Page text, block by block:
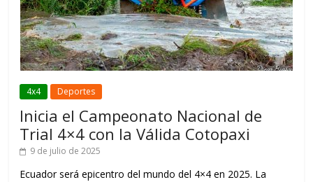
4x4 Deportes
Inicia el Campeonato Nacional de
Trial 4×4 con la Válida Cotopaxi
9 de julio de 2025
Ecuador será epicentro del mundo del 4×4 en 2025. La